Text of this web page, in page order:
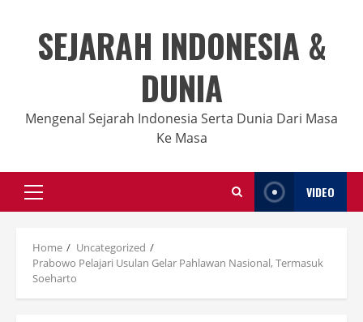
contentSEJARAH INDONESIA &
DUNIA
Mengenal Sejarah Indonesia Serta Dunia Dari Masa
Ke Masa
Primary
Menu
VIDEO
Home
Uncategorized
Prabowo Pelajari Usulan Gelar Pahlawan Nasional, Termasuk
Soeharto